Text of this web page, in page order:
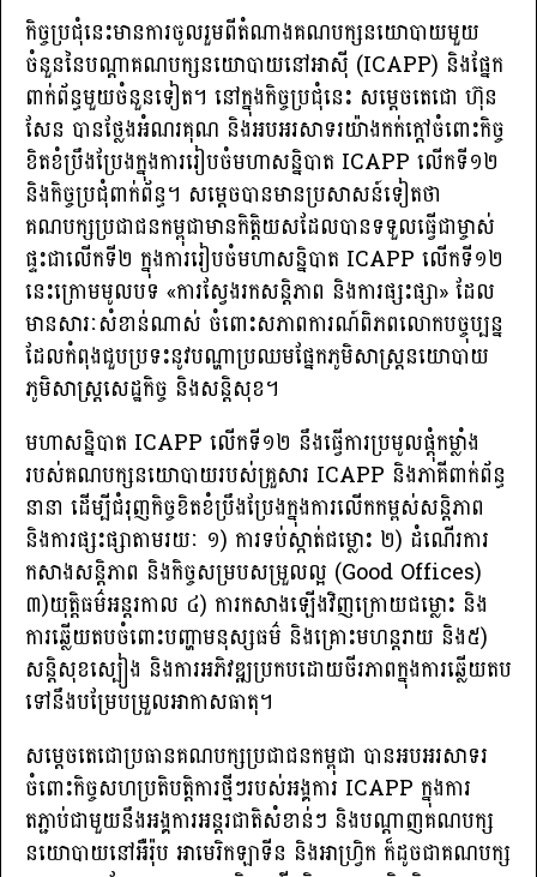
កិច្ចប្រជុំនេះមានការចូលរួមពីតំណាងគណបក្សនយោបាយមួយ
ចំនួននៃបណ្តាគណបក្ស​នយោបាយនៅអាស៊ី (ICAPP) និងផ្នែក
ពាក់ព័ន្ធមួយចំនួនទៀត។ នៅក្នុងកិច្ច​ប្រជុំ​នេះ សម្ដេចតេជោ ហ៊ុន
សែន បានថ្លែងអំណរគុណ និងអបអរសាទរយ៉ាងកក់ក្តៅ​ចំពោះ​កិច្ច
ខិតខំប្រឹងប្រែងក្នុងការរៀបចំមហាសន្និបាត ICAPP លើកទី១២
និងកិច្ចប្រជុំពាក់​ព័ន្ធ។ សម្ដេចបានមានប្រសាសន៍ទៀតថា
គណបក្សប្រជាជនកម្ពុជាមានកិត្តិយស​ដែល​បានទទួលធ្វើជាម្ចាស់
ផ្ទះជាលើកទី២ ក្នុងការរៀបចំមហាសន្និបាត ICAPP លើកទី១២
នេះក្រោមមូលបទ «ការស្វែងរកសន្តិភាព និងការផ្សះផ្សា» ដែល
មានសារៈសំខាន់​ណាស់ ចំពោះសភាពការណ៍ពិភពលោកបច្ចុប្បន្ន
ដែលកំពុងជួបប្រទះ​នូវបណ្ហា​ប្រឈម​ផ្នែកភូមិសាស្ត្រនយោបាយ
ភូមិសាស្ត្រសេដ្ឋកិច្ច និងសន្តិសុខ។
មហាសន្និបាត ICAPP លើកទី១២ នឹងធ្វើការប្រមូលផ្តុំកម្លាំង
របស់គណបក្សនយោ​បាយ​​របស់គ្រួសារ ICAPP និងភាគីពាក់ព័ន្ធ
នានា ដើម្បីជំរុញកិច្ចខិតខំប្រឹងប្រែងក្នុងការ​លើកកម្ពស់សន្តិភាព
និងការផ្សះផ្សាតាមរយៈ ១) ការទប់ស្កាត់ជម្លោះ ២) ដំណើរការ​
កសាងសន្តិភាព និងកិច្ចសម្របសម្រួលល្អ (Good Offices)
៣)យុត្តិធម៌អន្តរកាល ៤) ការកសាងឡើងវិញក្រោយជម្លោះ និង
ការឆ្លើយតបចំពោះបញ្ហាមនុស្សធម៌ និងគ្រោះ​មហន្ត​រាយ និង៥)
សន្តិសុខស្បៀង និងការអភិវឌ្ឍប្រកបដោយចីរភាពក្នុងការ​ឆ្លើយ​តប
ទៅ​នឹងបម្រែបម្រួលអាកាសធាតុ។
សម្ដេចតេជោប្រធានគណបក្សប្រជាជនកម្ពុជា បានអបអរសាទរ
ចំពោះកិច្ចសហ​ប្រតិបត្តិ​ការថ្មីៗរបស់អង្គការ ICAPP ក្នុងការ
តភ្ជាប់ជាមួយនឹងអង្គការអន្តរជាតិ​សំខាន់ៗ និង​បណ្ដាញគណបក្ស
នយោបាយនៅអឺរ៉ុប អាមេរិកឡាទីន និងអាហ្វ្រិក ក៏ដូចជាគណបក្ស​